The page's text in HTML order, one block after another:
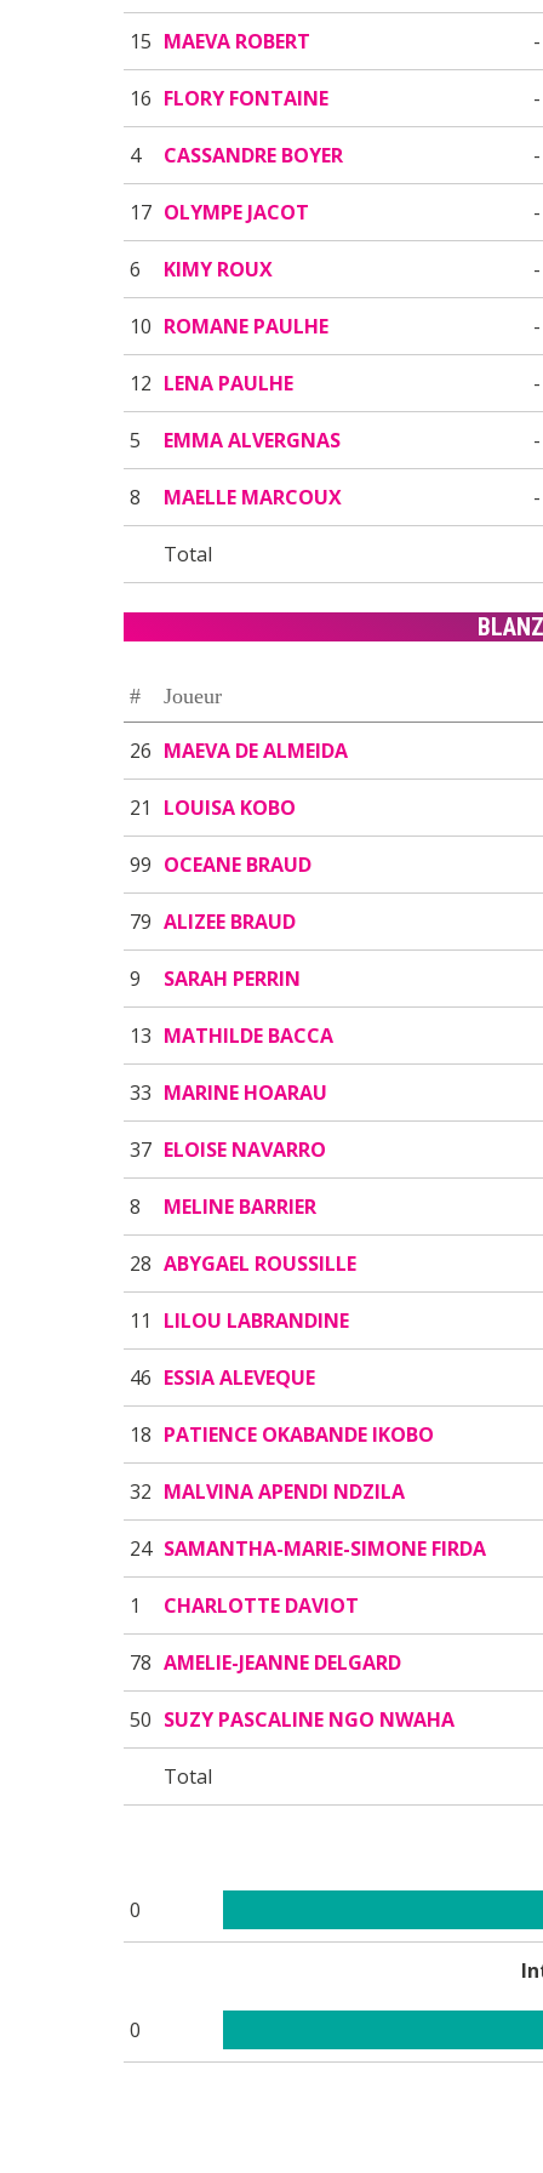
15 MAEVA ROBERT -
16 FLORY FONTAINE -
4 CASSANDRE BOYER -
17 OLYMPE JACOT -
6 KIMY ROUX -
10 ROMANE PAULHE -
12 LENA PAULHE -
5 EMMA ALVERGNAS -
8 MAELLE MARCOUX -
Total
# Joueur
26 MAEVA DE ALMEIDA
21 LOUISA KOBO
99 OCEANE BRAUD
79 ALIZEE BRAUD
9 SARAH PERRIN
13 MATHILDE BACCA
33 MARINE HOARAU
37 ELOISE NAVARRO
8 MELINE BARRIER
28 ABYGAEL ROUSSILLE
11 LILOU LABRANDINE
46 ESSIA ALEVEQUE
18 PATIENCE OKABANDE IKOBO
32 MALVINA APENDI NDZILA
24 SAMANTHA-MARIE-SIMONE FIRDA
1 CHARLOTTE DAVIOT
78 AMELIE-JEANNE DELGARD
50 SUZY PASCALINE NGO NWAHA
Total
0
0